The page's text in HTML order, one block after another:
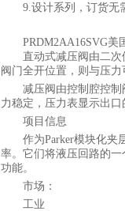
9.设计系列，订货无
PRDM2AA16SVG美
直动式减压阀由二
阀门全开位置，则与压
减压阀由控制腔控
力稳定，压力表显示出口
项目信息
作为Parker模块化夹
率。它们将液压回路的
功能。
市场：
工业